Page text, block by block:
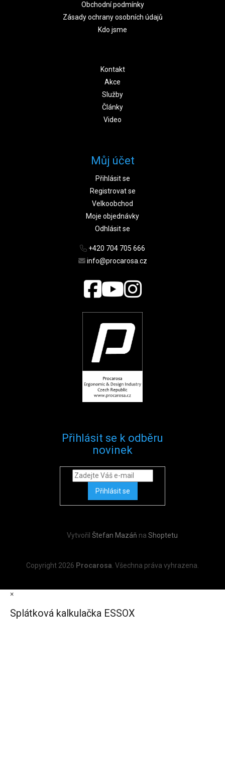
Obchodní podmínky
Zásady ochrany osobních údajů
Kdo jsme
Kontakt
Akce
Služby
Články
Video
Můj účet
Přihlásit se
Registrovat se
Velkoobchod
Moje objednávky
Odhlásit se
+420 704 705 666
info@procarosa.cz
Přihlásit se k odběru
novinek
Přihlásit se
Vytvořil Štefan Mazáň na Shoptetu
Copyright 2026 Procarosa . Všechna práva vyhrazena.
×
Splátková kalkulačka ESSOX